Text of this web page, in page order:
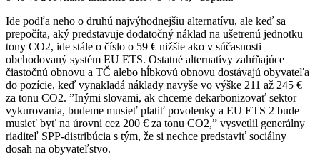
Ide podľa neho o druhú najvýhodnejšiu alternatívu, ale keď sa
prepočíta, aký predstavuje dodatočný náklad na ušetrenú jednotku
tony CO2, ide stále o číslo o 59 € nižšie ako v súčasnosti
obchodovaný systém EU ETS. Ostatné alternatívy zahŕňajúce
čiastočnú obnovu a TČ alebo hĺbkovú obnovu dostávajú obyvateľa
do pozície, keď vynakladá náklady navyše vo výške 211 až 245 €
za tonu CO2. ”Inými slovami, ak chceme dekarbonizovať sektor
vykurovania, budeme musieť platiť povolenky a EU ETS 2 bude
musieť byť na úrovni cez 200 € za tonu CO2,” vysvetlil generálny
riaditeľ SPP-distribúcia s tým, že si nechce predstaviť sociálny
dosah na obyvateľstvo.